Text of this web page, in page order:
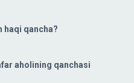
haqi qancha?
aholining qanchasi